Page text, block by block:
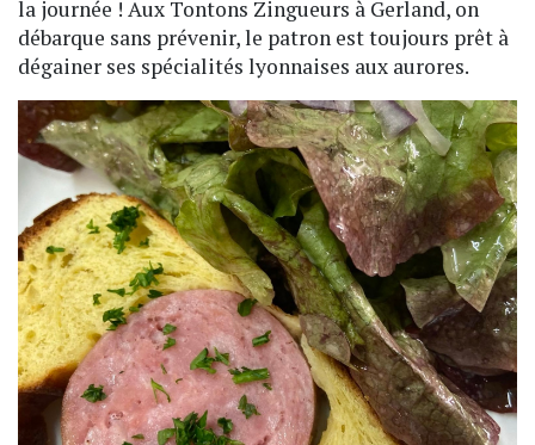
la journée ! Aux Tontons Zingueurs à Gerland, on
débarque sans prévenir, le patron est toujours prêt à
dégainer ses spécialités lyonnaises aux aurores.